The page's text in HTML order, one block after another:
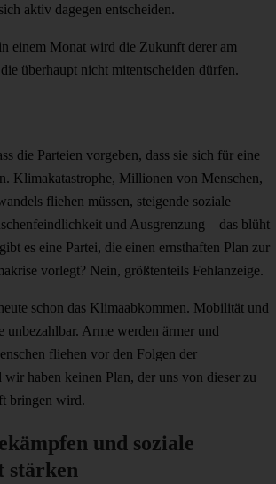
aktiv dagegen entscheiden.
einem Monat wird die Zukunft derer am
überhaupt nicht mitentscheiden dürfen.
die Parteien vorgeben, dass sie sich für eine
Klimakatastrophe, Millionen von Menschen,
fliehen müssen, steigende soziale
und Ausgrenzung – das blüht
es eine Partei, die einen ernsthaften Plan zur
vorlegt? Nein, größtenteils Fehlanzeige.
schon das Klimaabkommen. Mobilität und
Arme werden ärmer und
fliehen vor den Folgen der
haben keinen Plan, der uns von dieser zu
bringen wird.
und soziale
stärken